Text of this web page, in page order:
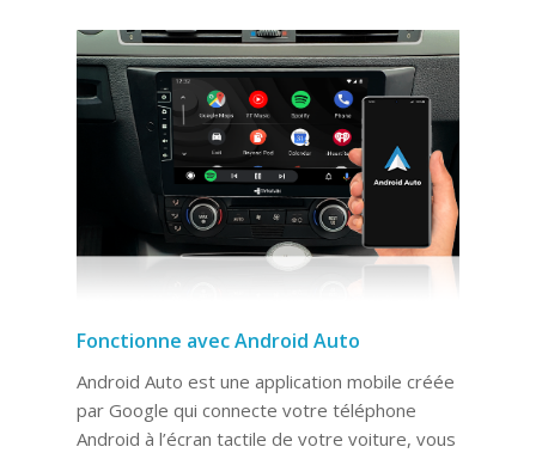
Fonctionne avec Android Auto
Android Auto est une application mobile créée
par Google qui connecte votre téléphone
Android à l’écran tactile de votre voiture, vous